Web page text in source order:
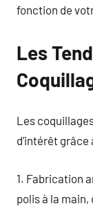
fonction de
Les
Les
d’intérêt
1. Fabrication
polis à la